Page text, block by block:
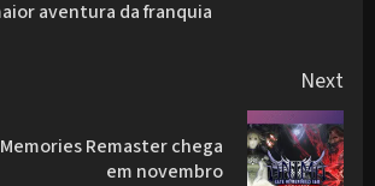
aventura da franquia
Next
Remaster chega
em novembro